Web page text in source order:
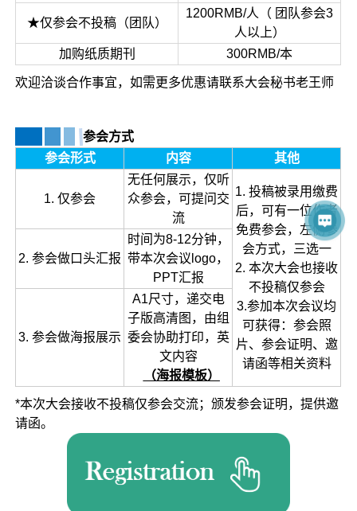
★仅参会不投稿（团队）
1200RMB/人（ 团队参会3
人以上）
加购纸质期刊
300RMB/本
欢迎洽谈合作事宜，如需更多优惠请联系大会秘书老王师
参会方式
参会形式
内容 其他
1. 仅参会
无任何展示，仅听
众参会，可提问交
流
1. 投稿被录用缴费
后，可有一位作者
免费参会，左侧参
会方式，三选一
2. 本次大会也接收
不投稿仅参会
3.参加本次会议均
可获得：参会照
片、参会证明、邀
请函等相关资料
2. 参会做口头汇报
时间为8-12分钟，
带本次会议logo，
PPT汇报
3. 参会做海报展示
A1尺寸，递交电
子版高清图，由组
委会协助打印，英
文内容
（海报模板）
*本次大会接收不投稿仅参会交流；颁发参会证明，提供邀
请函。